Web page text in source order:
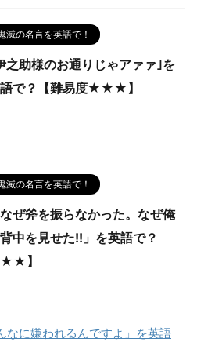
滅の名言を英語で！
之助様のお通りじゃアァァ｣を
で？【難易度★★★】
滅の名言を英語で！
なぜ斧を振らなかった。なぜ俺
中を見せた!!」を英語で？
★★】
なに嫌われるんですよ」を英語